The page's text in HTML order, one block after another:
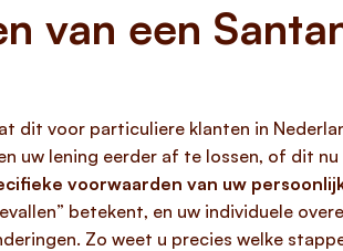
van een
dit voor particuliere klanten in
uw lening eerder af te lossen, of dit
voorwaarden van uw
betekent, en uw individuele
Zo weet u precies welke